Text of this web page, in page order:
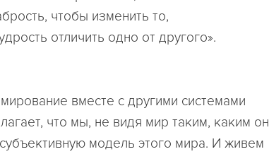
чтобы изменить то,
отличить одно от другого».
вместе с другими системами
что мы, не видя мир таким, каким он
модель этого мира. И живем